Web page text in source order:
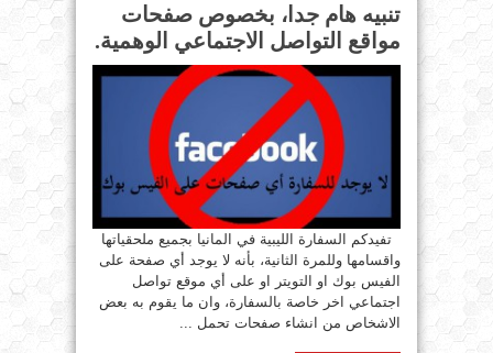
تنبيه هام جدا، بخصوص صفحات
مواقع التواصل الاجتماعي الوهمية.
تفيدكم السفارة الليبية في المانيا بجميع ملحقياتها
واقسامها وللمرة الثانية، بأنه لا يوجد أي صفحة على
الفيس بوك او التويتر او على أي موقع تواصل
اجتماعي اخر خاصة بالسفارة، وان ما يقوم به بعض
الاشخاص من انشاء صفحات تحمل ...